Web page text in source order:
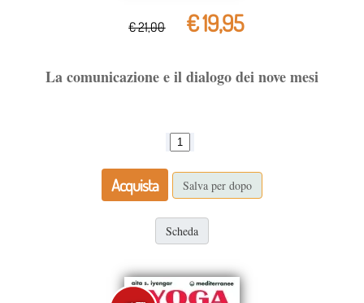
€ 21,00 € 19,95
La comunicazione e il dialogo dei nove mesi
Acquista Salva per dopo
Scheda